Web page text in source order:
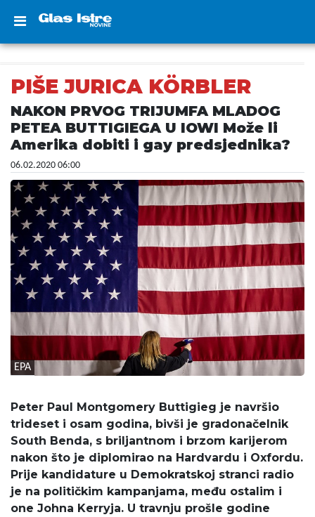
PIŠE JURICA KÖRBLER
NAKON PRVOG TRIJUMFA MLADOG
PETEA BUTTIGIEGA U IOWI Može li
Amerika dobiti i gay predsjednika?
06.02.2020 06:00
EPA
Peter Paul Montgomery Buttigieg je navršio
trideset i osam godina, bivši je gradonačelnik
South Benda, s briljantnom i brzom karijerom
nakon što je diplomirao na Hardvardu i Oxfordu.
Prije kandidature u Demokratskoj stranci radio
je na političkim kampanjama, među ostalim i
one Johna Kerryja. U travnju prošle godine